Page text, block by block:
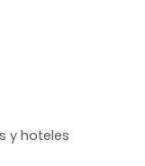
y hoteles